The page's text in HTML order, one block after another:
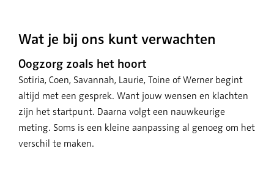
Wat je bij ons kunt verwachten
Oogzorg zoals het hoort
Sotiria, Coen, Savannah, Laurie, Toine of Werner begint
altijd met een gesprek. Want jouw wensen en klachten
zijn het startpunt. Daarna volgt een nauwkeurige
meting. Soms is een kleine aanpassing al genoeg om het
verschil te maken.